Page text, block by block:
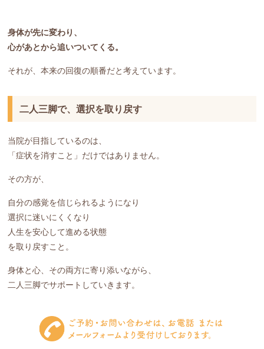
身体が先に変わり、
心があとから追いついてくる。
それが、本来の回復の順番だと考えています。
二人三脚で、選択を取り戻す
当院が目指しているのは、
「症状を消すこと」だけではありません。
その方が、
自分の感覚を信じられるようになり
選択に迷いにくくなり
人生を安心して進める状態
を取り戻すこと。
身体と心、その両方に寄り添いながら、
二人三脚でサポートしていきます。